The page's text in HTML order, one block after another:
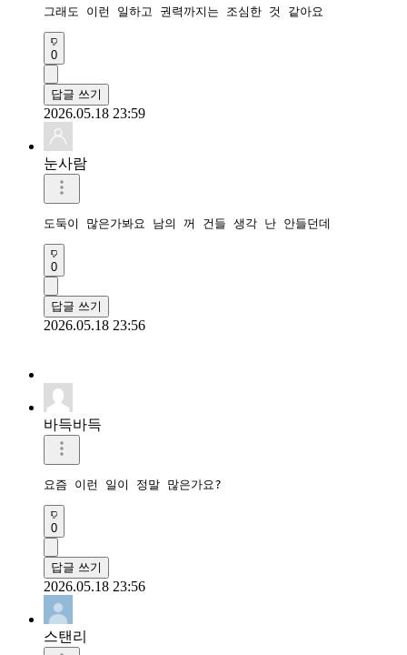
그래도 이런 일하고 권력까지는 조심한 것 같아요
0
답글 쓰기
2026.05.18 23:59
눈사람
도둑이 많은가봐요 남의 꺼 건들 생각 난 안들던데
0
답글 쓰기
2026.05.18 23:56
바득바득
요즘 이런 일이 정말 많은가요?
0
답글 쓰기
2026.05.18 23:56
스탠리